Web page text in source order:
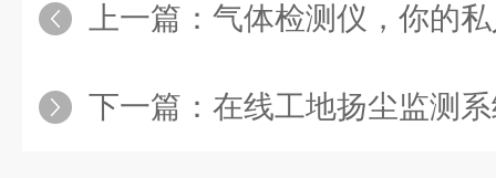
上一篇： 气体检测仪，你的
下一篇： 在线工地扬尘监测系统